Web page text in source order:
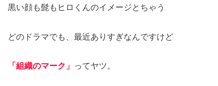
黒い顔も髭もヒロくんのイメージとちゃう
どのドラマでも、最近ありすぎなんですけど
「組織のマーク」 ってヤツ。